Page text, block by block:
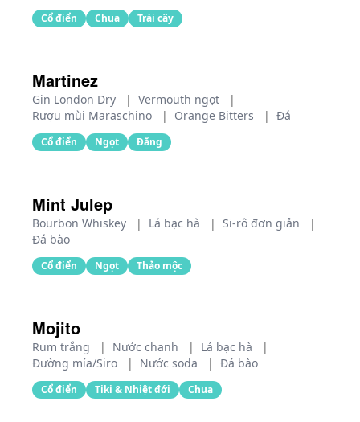
Cổ điển Chua Trái cây
Martinez
Gin London Dry | Vermouth ngọt
|
Rượu mùi Maraschino
| Orange Bitters | Đá
Cổ điển Ngọt Đắng
Mint Julep
Bourbon Whiskey | Lá bạc hà | Si-rô đơn giản
|
Đá bào
Cổ điển Ngọt Thảo mộc
Mojito
Rum trắng | Nước chanh | Lá bạc hà
|
Đường mía/Siro
| Nước soda | Đá bào
Cổ điển Tiki & Nhiệt đới Chua